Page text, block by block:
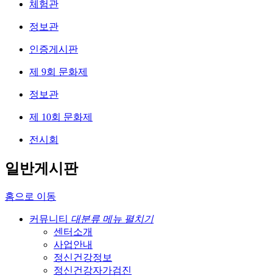
체험관
정보관
인증게시판
제 9회 문화제
정보관
제 10회 문화제
전시회
일반게시판
홈으로 이동
커뮤니티 대분류 메뉴 펼치기
센터소개
사업안내
정신건강정보
정신건강자가검진